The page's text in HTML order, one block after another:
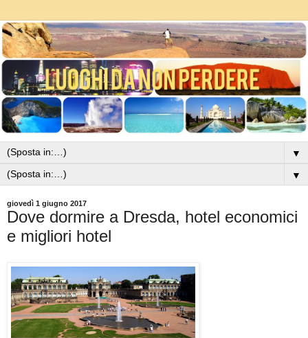
▼
▼
giovedì 1 giugno 2017
Dove dormire a Dresda, hotel economici
e migliori hotel